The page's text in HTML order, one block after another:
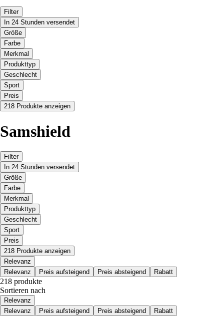
Filter
In 24 Stunden versendet
Größe
Farbe
Merkmal
Produkttyp
Geschlecht
Sport
Preis
218 Produkte anzeigen
Samshield
Filter
In 24 Stunden versendet
Größe
Farbe
Merkmal
Produkttyp
Geschlecht
Sport
Preis
218 Produkte anzeigen
Relevanz
Relevanz
Preis aufsteigend Preis absteigend Rabatt
218 produkte
Sortieren nach
Relevanz
Relevanz
Preis aufsteigend Preis absteigend Rabatt